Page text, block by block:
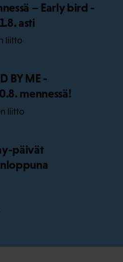
– Early bird -
asti
liitto
BY ME -
mennessä!
liitto
päivät